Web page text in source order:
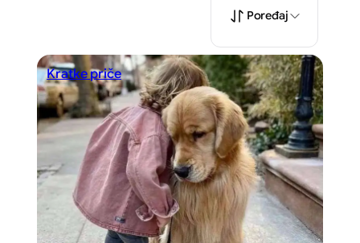
Poređaj
Kratke priče